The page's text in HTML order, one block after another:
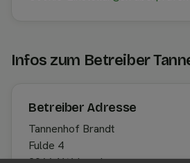
Infos zum Betreiber
Betreiber Adresse
Tannenhof Brandt
Fulde 4